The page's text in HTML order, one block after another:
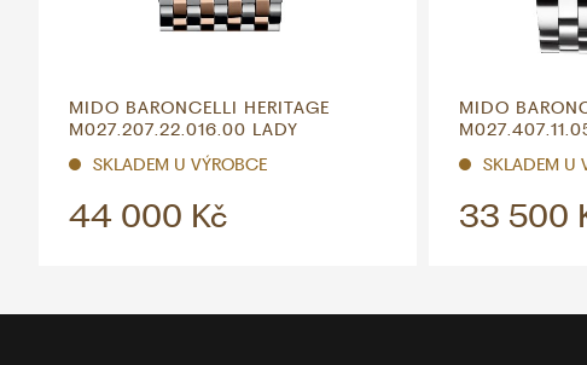
MIDO BARONCELLI HERITAGE
M027.207.22.016.00 LADY
SKLADEM U VÝROBCE
44 000 Kč
MIDO
SKLADEM U
33 500